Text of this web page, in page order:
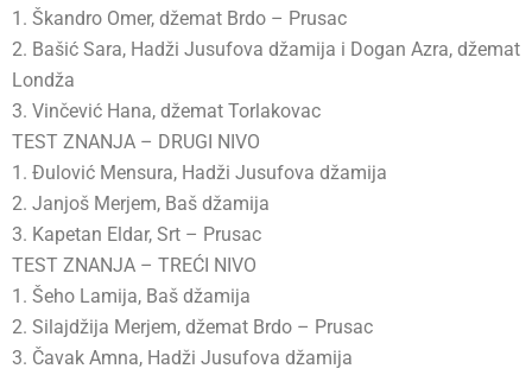
1. Škandro Omer, džemat Brdo – Prusac
2. Bašić Sara, Hadži Jusufova džamija i Dogan Azra, džemat
Londža
3. Vinčević Hana, džemat Torlakovac
TEST ZNANJA – DRUGI NIVO
1. Đulović Mensura, Hadži Jusufova džamija
2. Janjoš Merjem, Baš džamija
3. Kapetan Eldar, Srt – Prusac
TEST ZNANJA – TREĆI NIVO
1. Šeho Lamija, Baš džamija
2. Silajdžija Merjem, džemat Brdo – Prusac
3. Čavak Amna, Hadži Jusufova džamija